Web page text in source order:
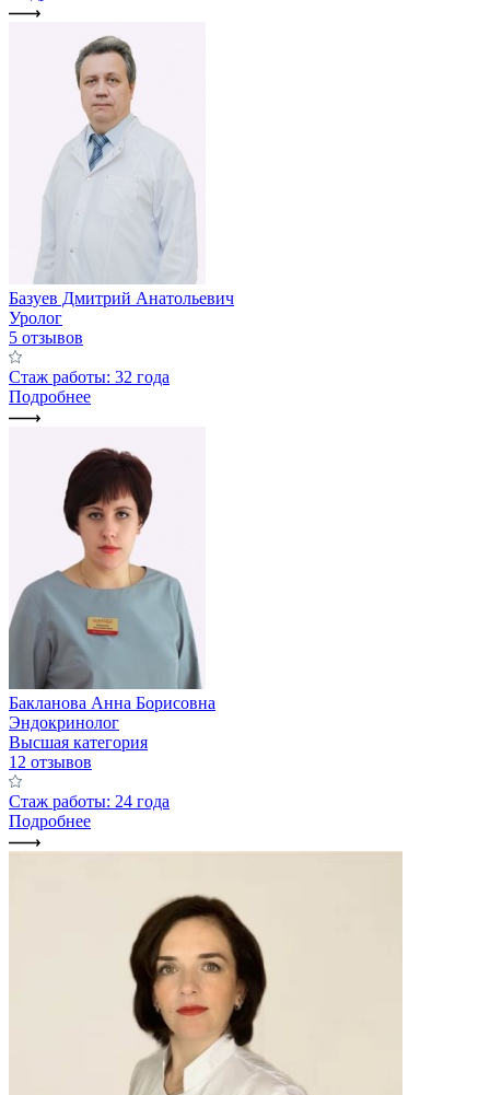
Базуев Дмитрий Анатольевич
Уролог
5 отзывов
Стаж работы: 32 года
Подробнее
Бакланова Анна Борисовна
Эндокринолог
Высшая категория
12 отзывов
Стаж работы: 24 года
Подробнее